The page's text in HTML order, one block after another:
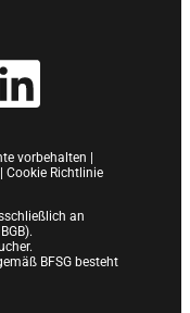
vorbehalten |
Cookie Richtlinie
an
BFSG besteht